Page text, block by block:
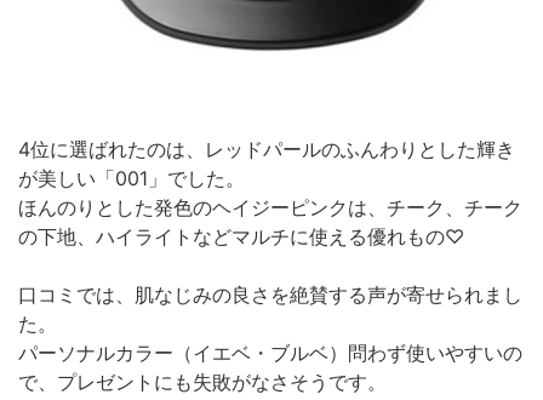
4位に選ばれたのは、レッドパールのふんわりとした輝き
が美しい「001」でした。
ほんのりとした発色のヘイジーピンクは、チーク、チーク
の下地、ハイライトなどマルチに使える優れもの♡
口コミでは、肌なじみの良さを絶賛する声が寄せられまし
た。
パーソナルカラー（イエベ・ブルベ）問わず使いやすいの
で、プレゼントにも失敗がなさそうです。